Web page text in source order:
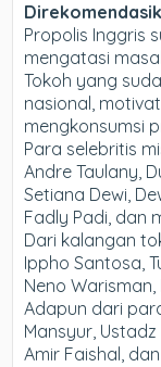
Propolis Inggris
mengatasi
Tokoh yang
nasional,
mengkonsumsi
Para selebritis
Andre Taulany,
Setiana Dewi,
Fadly Padi, dan
Dari kalangan
Ippho Santosa,
Neno Warisman,
Adapun dari
Mansyur,
Amir Faishal,